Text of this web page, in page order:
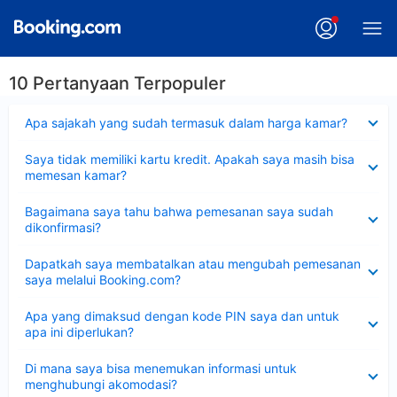
10 Pertanyaan Terpopuler
Apa sajakah yang sudah termasuk dalam harga kamar?
Saya tidak memiliki kartu kredit. Apakah saya masih bisa
memesan kamar?
Bagaimana saya tahu bahwa pemesanan saya sudah
dikonfirmasi?
Dapatkah saya membatalkan atau mengubah pemesanan
saya melalui Booking.com?
Apa yang dimaksud dengan kode PIN saya dan untuk
apa ini diperlukan?
Di mana saya bisa menemukan informasi untuk
menghubungi akomodasi?